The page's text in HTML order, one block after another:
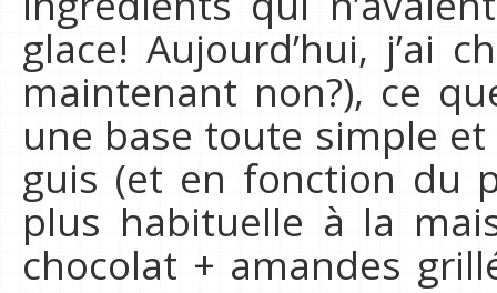
glace! Aujourd’hui, j’ai
maintenant non?), ce
une base toute simple
guis (et en fonction du
plus habituelle à la
chocolat + amandes